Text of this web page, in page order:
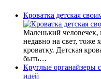
Кроватка детская
Маленький человечек,
недавно на свет, тоже
кроватку. Детская
быть…
Круглые органайзеры
идей